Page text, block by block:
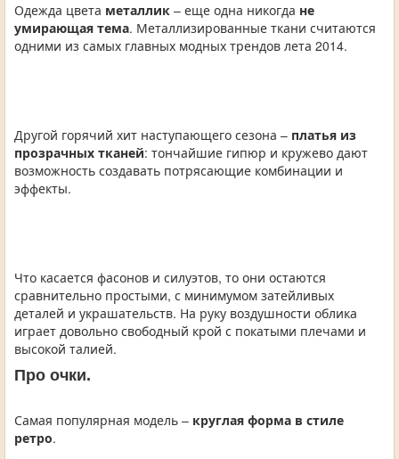
Одежда цвета металлик – еще одна никогда не
умирающая тема. Металлизированные ткани считаются
одними из самых главных модных трендов лета 2014.
Другой горячий хит наступающего сезона – платья из
прозрачных тканей: тончайшие гипюр и кружево дают
возможность создавать потрясающие комбинации и
эффекты.
Что касается фасонов и силуэтов, то они остаются
сравнительно простыми, с минимумом затейливых
деталей и украшательств. На руку воздушности облика
играет довольно свободный крой с покатыми плечами и
высокой талией.
Про очки.
Самая популярная модель – круглая форма в стиле
ретро.